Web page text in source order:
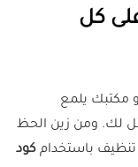
كل
مكتبك يلمع
لك. ومن زين الحظ
باستخدام كود